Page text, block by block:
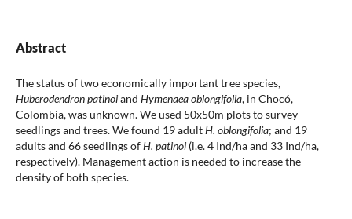
Abstract
The status of two economically important tree species,
Huberodendron patinoiand Hymenaea oblongifolia, in Chocó,
Colombia, was unknown. We used 50x50m plots to survey
seedlings and trees. We found 19 adultH. oblongifolia; and 19
adults and 66 seedlings ofH. patinoi(i.e. 4 Ind/ha and 33 Ind/ha,
respectively). Management action is needed to increase the
density of both species.